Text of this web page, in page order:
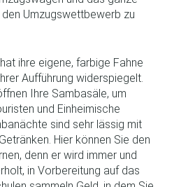
Umzugswettbewerb zu
ihre eigene, farbige Fahne
Aufführung widerspiegelt.
Ihre Sambasäle, um
und Einheimische
sind sehr lässig mit
Hier können Sie den
denn er wird immer und
in Vorbereitung auf das